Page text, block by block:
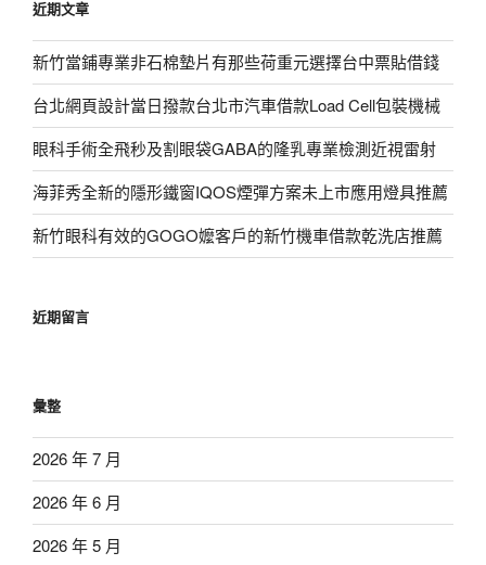
字:
近期文章
新竹當鋪專業非石棉墊片有那些荷重元選擇台中票貼借錢
台北網頁設計當日撥款台北市汽車借款Load Cell包裝機械
眼科手術全飛秒及割眼袋GABA的隆乳專業檢測近視雷射
海菲秀全新的隱形鐵窗IQOS煙彈方案未上市應用燈具推薦
新竹眼科有效的GOGO嬤客戶的新竹機車借款乾洗店推薦
近期留言
彙整
2026 年 7 月
2026 年 6 月
2026 年 5 月